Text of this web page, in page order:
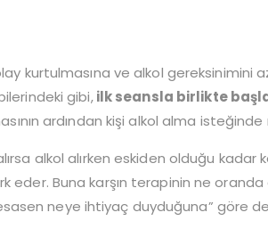
kurtulmasına ve alkol gereksinimini
gibi,ilk seansla birlikte
ardından kişi alkol alma
alkol alırken eskiden olduğu kadar
eder. Buna karşın terapinin ne
neye ihtiyaç duyduğuna” göre